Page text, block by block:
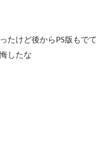
たけど後からPS版もでて
したな